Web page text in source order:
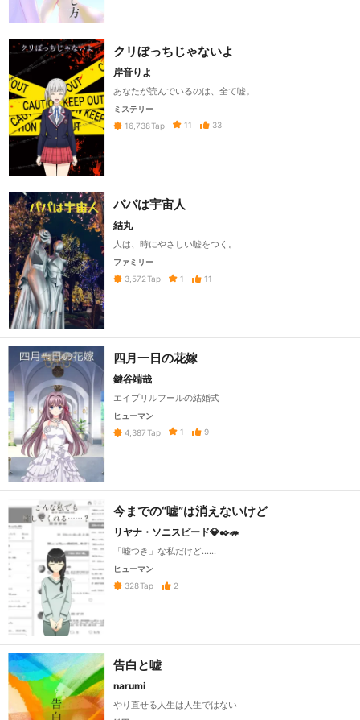
クリぼっちじゃないよ
岸音りよ
あなたが読んでいるのは、全て嘘。
ミステリー
16,738Tap 11 33
パパは宇宙人
結丸
人は、時にやさしい嘘をつく。
ファミリー
3,572 Tap 1 11
四月一日の花嫁
鍵谷端哉
エイプリルフールの結婚式
ヒューマン
4,387 Tap 1 9
今までの“嘘”は消えないけど
リヤナ・ソニスピード💎✒️🦔
「嘘つき」な私だけど……
ヒューマン
328Tap 2
告白と嘘
narumi
やり直せる人生は人生ではない